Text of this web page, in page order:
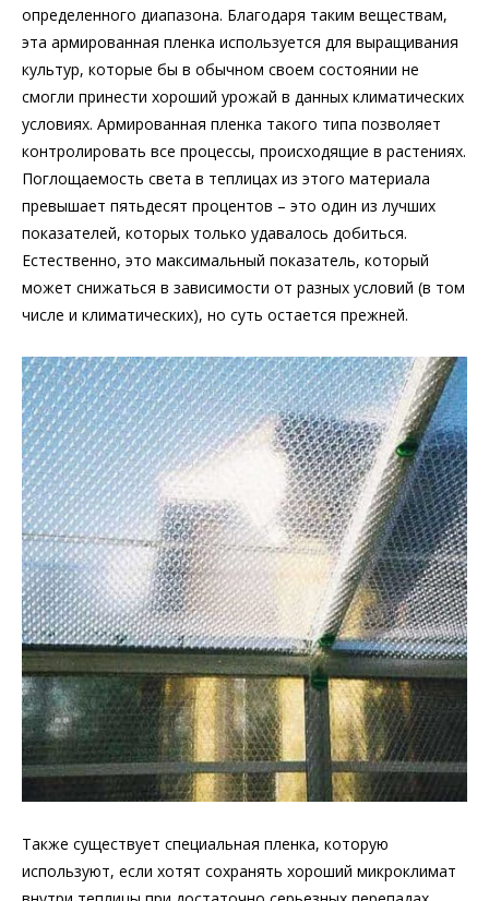
определенного диапазона. Благодаря таким веществам,
эта армированная пленка используется для выращивания
культур, которые бы в обычном своем состоянии не
смогли принести хороший урожай в данных климатических
условиях. Армированная пленка такого типа позволяет
контролировать все процессы, происходящие в растениях.
Поглощаемость света в теплицах из этого материала
превышает пятьдесят процентов – это один из лучших
показателей, которых только удавалось добиться.
Естественно, это максимальный показатель, который
может снижаться в зависимости от разных условий (в том
числе и климатических), но суть остается прежней.
Также существует специальная пленка, которую
используют, если хотят сохранять хороший микроклимат